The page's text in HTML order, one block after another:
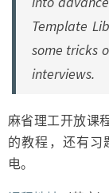
Template
some tricks
interviews.
麻省理工开放课
的教程，还有习
电。